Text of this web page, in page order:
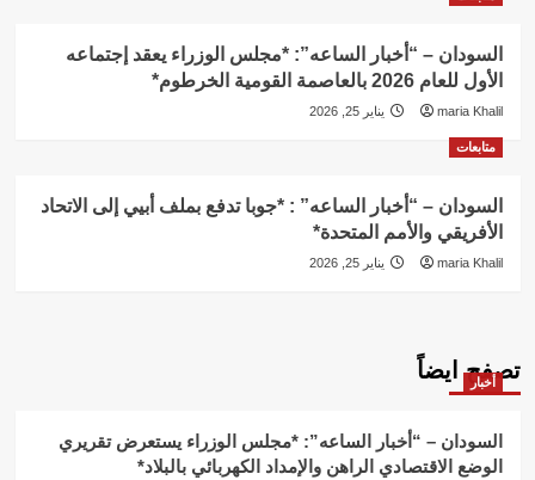
السودان – “أخبار الساعه”: *مجلس الوزراء يعقد إجتماعه
الأول للعام 2026 بالعاصمة القومية الخرطوم*
maria Khalil يناير 25, 2026
متابعات
السودان – “أخبار الساعه” : *جوبا تدفع بملف أبيي إلى الاتحاد
الأفريقي والأمم المتحدة*
maria Khalil يناير 25, 2026
تصفح ايضاً
أخبار
السودان – “أخبار الساعه”: *مجلس الوزراء يستعرض تقريري
الوضع الاقتصادي الراهن والإمداد الكهربائي بالبلاد*